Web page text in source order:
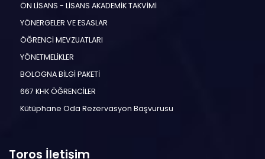
ÖN LİSANS - LİSANS AKADEMİK TAKVİMİ
YÖNERGELER VE ESASLAR
ÖĞRENCİ MEVZUATLARI
YÖNETMELİKLER
BOLOGNA BİLGİ PAKETİ
667 KHK ÖĞRENCİLER
Kütüphane Oda Rezervasyon Başvurusu
Toros İletişim